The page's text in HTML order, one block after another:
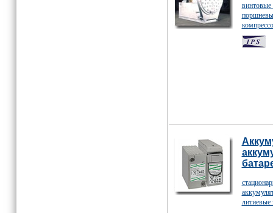
винтовые
литиевые